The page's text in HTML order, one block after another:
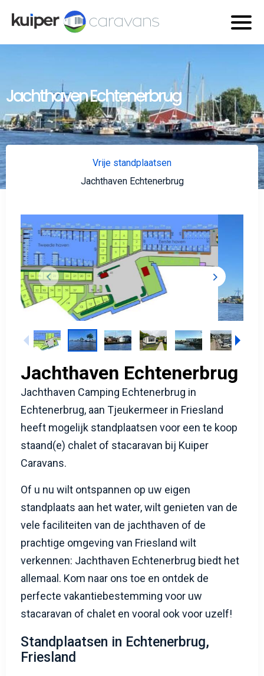
Jachthaven Echtenerbrug
Vrije standplaatsen
Jachthaven Echtenerbrug
Jachthaven Echtenerbrug
Jachthaven Camping Echtenerbrug in
Echtenerbrug, aan Tjeukermeer in Friesland
heeft mogelijk standplaatsen voor een te koop
staand(e) chalet of stacaravan bij Kuiper
Caravans.
Of u nu wilt ontspannen op uw eigen
standplaats aan het water, wilt genieten van de
vele faciliteiten van de jachthaven of de
prachtige omgeving van Friesland wilt
verkennen: Jachthaven Echtenerbrug biedt het
allemaal. Kom naar ons toe en ontdek de
perfecte vakantiebestemming voor uw
stacaravan of chalet en vooral ook voor uzelf!
Standplaatsen in Echtenerbrug,
Friesland